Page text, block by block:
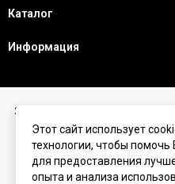
Каталог
Информация
2026 © Sunshine Premium |
ухода.
Этот сайт использует
технологии, чтобы
для предоставления
опыта и анализа